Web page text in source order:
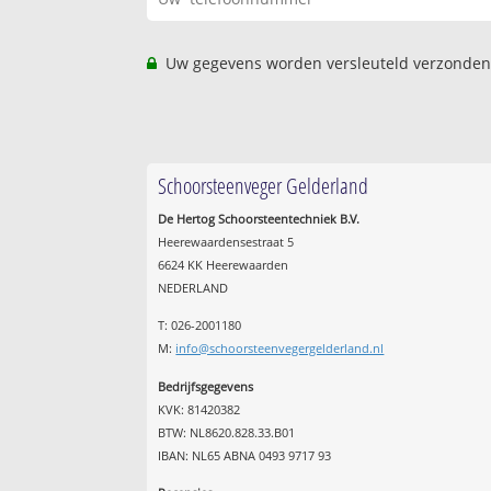
Uw gegevens worden versleuteld
Schoorsteenveger Gelderland
De Hertog Schoorsteentechniek B.V.
Heerewaardensestraat 5
6624 KK Heerewaarden
NEDERLAND
T: 026-2001180
M: info@schoorsteenvegergelderland.nl
Bedrijfsgegevens
KVK: 81420382
BTW: NL8620.828.33.B01
IBAN: NL65 ABNA 0493 9717 93